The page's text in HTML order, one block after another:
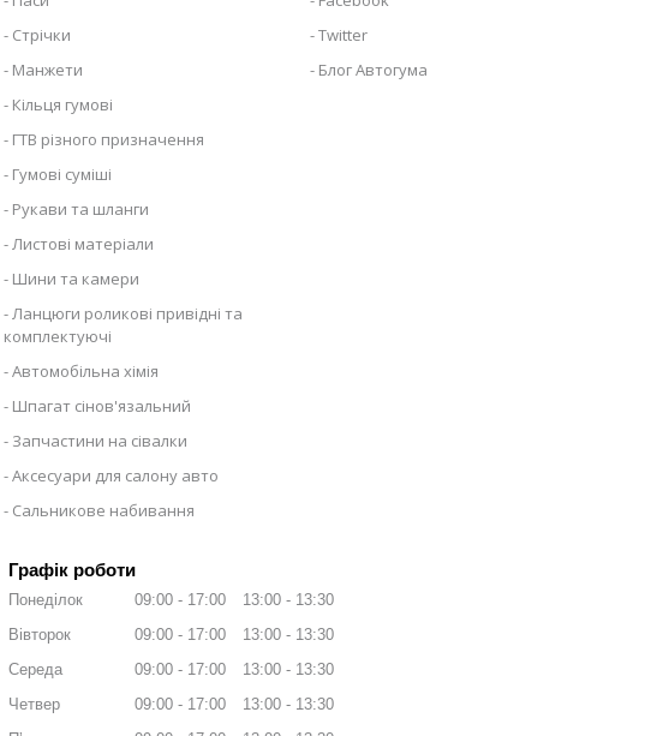
Стрічки
Манжети
Кільця гумові
ГТВ різного призначення
Гумові суміші
Рукави та шланги
Листові матеріали
Шини та камери
Ланцюги роликові привідні та
комплектуючі
Автомобільна хімія
Шпагат сінов'язальний
Запчастини на сівалки
Аксесуари для салону авто
Сальникове набивання
Twitter
Блог Автогума
Графік роботи
Понеділок 09:00 17:00 13:00
13:30
Вівторок
09:00 17:00 13:00
13:30
Середа
09:00 17:00 13:00
13:30
Четвер
09:00 17:00 13:00
13:30